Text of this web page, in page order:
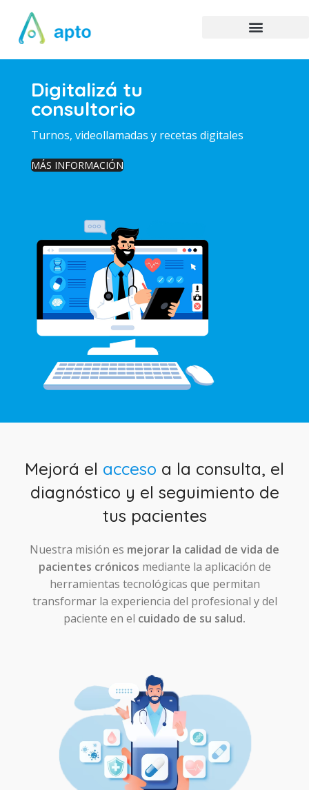
Digitalizá tu
consultorio
Turnos, videollamadas y recetas digitales
MÁS INFORMACIÓN
Mejorá el acceso a la consulta, el
diagnóstico y el seguimiento de
tus pacientes
Nuestra misión es mejorar la calidad de vida de
pacientes crónicos mediante la aplicación de
herramientas tecnológicas que permitan
transformar la experiencia del profesional y del
paciente en el cuidado de su salud.